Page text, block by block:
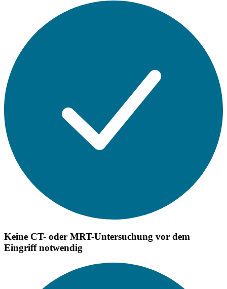
Keine CT- oder MRT-Untersuchung vor dem
Eingriff notwendig